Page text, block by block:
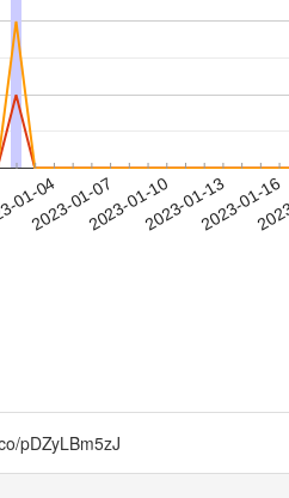
01-04
2023-01-072023-01-102023-01-132023-01-16
pDZyLBm5zJ